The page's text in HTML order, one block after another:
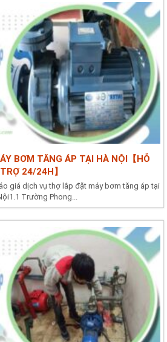
BƠM TĂNG ÁP TẠI HÀ NỘI【HỖ
TRỢ 24/24H】
giá dịch vụ thợ lắp đặt máy bơm tăng áp tại
Trường Phong...